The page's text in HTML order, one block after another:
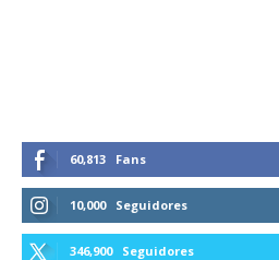
60,813 Fans
10,000 Seguidores
346,900 Seguidores